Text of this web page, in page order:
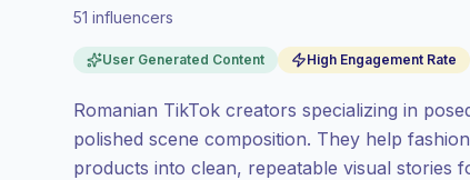
51 influencers
User Generated Content High Engagement Rate
Romanian TikTok creators specializing in
polished scene composition. They help
products into clean, repeatable visual stories
tarafından belirlenen gelişen pazar
Karışık ulaşım, daha büyük kitleler = kişi
Yüksek katılım (%8.5 ort. ER), katılımı
yüksek kitleler daha iyi dönüşüm sağlıyor,
bu yüzden fiyatlandırma buna göre